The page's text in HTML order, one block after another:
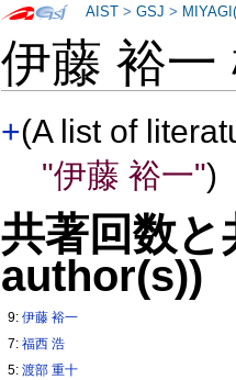
伊藤 裕
+(A list of
"伊藤 裕一")
共著回数
author(s))
9:伊藤 裕一
7:福西 浩
5:渡部 重十
AIST >GSJ >